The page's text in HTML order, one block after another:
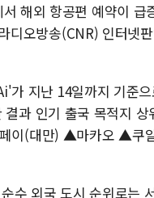
항시 정책특보 내정설...포항
한민국 다음 100년 밑거름…
해외 항공편 예약이 급
디오방송(CNR) 인터넷
가 지난 14일까지 기준
과 인기 출국 목적지 상
이(대만) ▲마카오 ▲쿠
수 외국 도시 순위로는